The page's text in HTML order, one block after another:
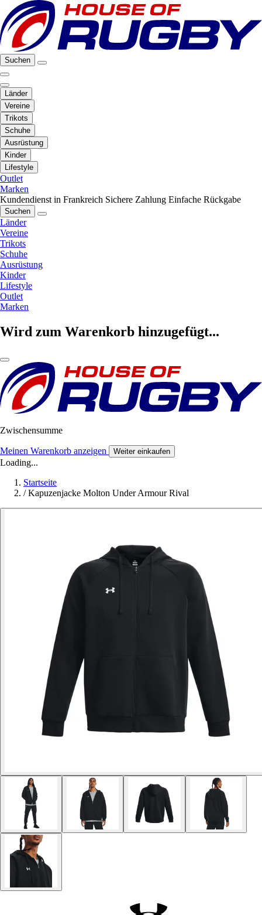
Suchen
Länder
Vereine
Trikots
Schuhe
Ausrüstung
Kinder
Lifestyle
Outlet
Marken
Kundendienst in Frankreich Sichere Zahlung Einfache Rückgabe
Suchen
Länder
Vereine
Trikots
Schuhe
Ausrüstung
Kinder
Lifestyle
Outlet
Marken
Wird zum Warenkorb hinzugefügt...
Zwischensumme
Meinen Warenkorb anzeigen Weiter einkaufen
Loading...
Startseite
/ Kapuzenjacke Molton Under Armour Rival